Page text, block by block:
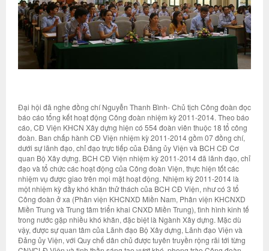
Đại hội đã nghe đồng chí Nguyễn Thanh Bình- Chủ tịch Công đoàn đọc
báo cáo tổng kết hoạt động Công đoàn nhiệm kỳ 2011-2014. Theo báo
cáo, CĐ Viện KHCN Xây dựng hiện có 554 đoàn viên thuộc 18 tổ công
đoàn. Ban chấp hành CĐ Viện nhiệm kỳ 2011-2014 gồm 07 đồng chí,
dưới sự lãnh đạo, chỉ đạo trực tiếp của Đảng ủy Viện và BCH CĐ Cơ
quan Bộ Xây dựng. BCH CĐ Viện nhiệm kỳ 2011-2014 đã lãnh đạo, chỉ
đạo và tổ chức các hoạt động của Công đoàn Viện, thực hiện tốt các
nhiệm vụ được giao trên mọi mặt hoạt động. Nhiệm kỳ 2011-2014 là
một nhiệm kỳ đầy khó khăn thử thách của BCH CĐ Viện, như có 3 tổ
Công đoàn ở xa (Phân viện KHCNXD Miền Nam, Phân viện KHCNXD
Miền Trung và Trung tâm triển khai CNXD Miền Trung), tình hình kinh tế
trong nước gặp nhiều khó khăn, đặc biệt là Ngành Xây dựng. Mặc dù
vậy, được sự quan tâm của Lãnh đạo Bộ Xây dựng, Lãnh đạo Viện và
Đảng ủy Viện, với Quy chế dân chủ được tuyên truyền rộng rãi tới từng